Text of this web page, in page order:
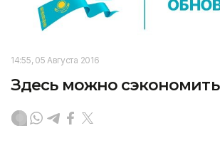
14:55, 05 Августа 2016
Здесь можно сэкономить